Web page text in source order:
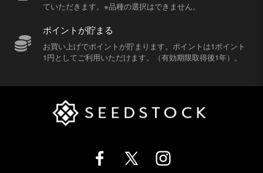
ていただきます。※品種の選択はできません。
ポイントが貯まる
お買い上げでポイントが貯まります。ポイントは1ポイント
1円としてご利用いただけます。（有効期限取得後1年）。